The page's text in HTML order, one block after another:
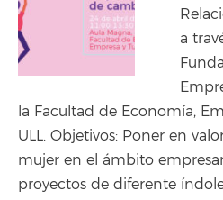
a
la Facultad de Economía,
ULL. Objetivos: Poner en
mujer en el ámbito
proyectos de diferente